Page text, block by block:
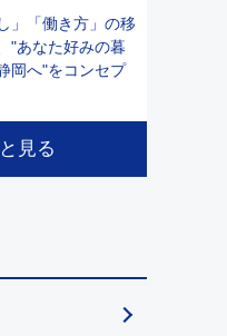
」「働き方」の移
"あなた好みの暮
岡へ"をコンセプ
見る